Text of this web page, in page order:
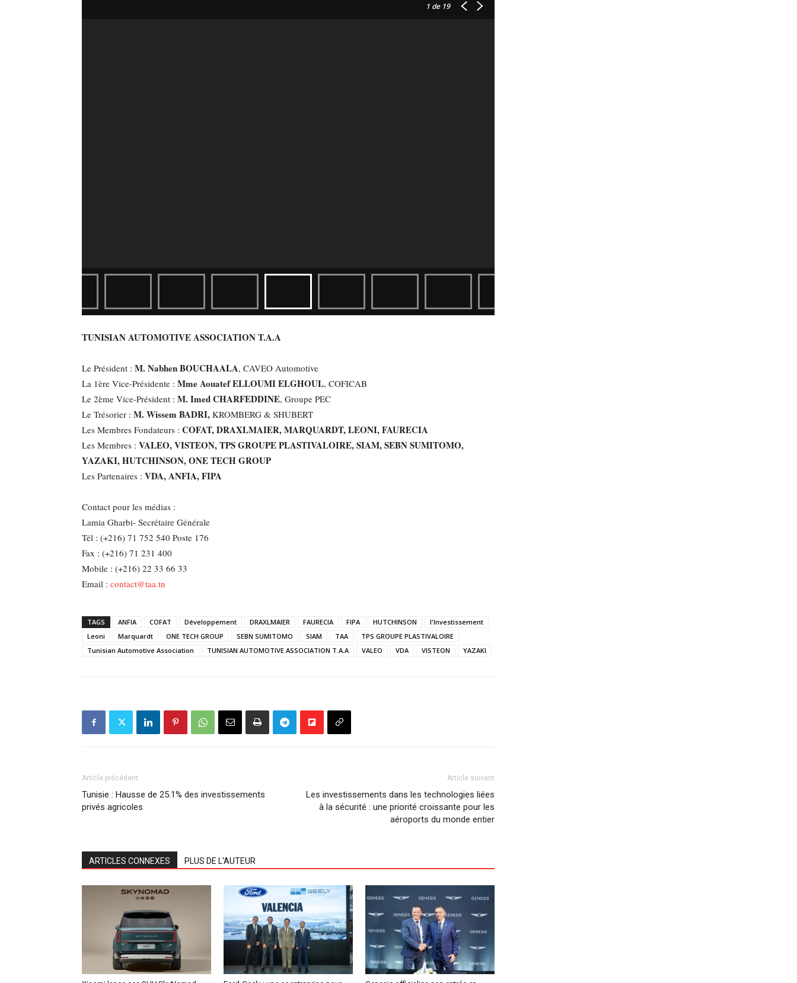
1 de 19
TUNISIAN AUTOMOTIVE ASSOCIATION T.A.A
Le Président : M. Nabhen BOUCHAALA, CAVEO Automotive
La 1ère Vice-Présidente : Mme Aouatef ELLOUMI ELGHOUL, COFICAB
Le 2ème Vice-Président : M. Imed CHARFEDDINE, Groupe PEC
Le Trésorier : M. Wissem BADRI, KROMBERG & SHUBERT
Les Membres Fondateurs : COFAT, DRAXLMAIER, MARQUARDT, LEONI, FAURECIA
Les Membres : VALEO, VISTEON, TPS GROUPE PLASTIVALOIRE, SIAM, SEBN SUMITOMO,
YAZAKI, HUTCHINSON, ONE TECH GROUP
Les Partenaires : VDA, ANFIA, FIPA
Contact pour les médias :
Lamia Gharbi- Secrétaire Générale
Tél : (+216) 71 752 540 Poste 176
Fax : (+216) 71 231 400
Mobile : (+216) 22 33 66 33
Email : contact@taa.tn
TAGS ANFIA COFAT Développement DRAXLMAIER FAURECIA FIPA HUTCHINSON
l'Investissement
Leoni
Marquardt ONE TECH GROUP SEBN SUMITOMO SIAM TAA
TPS GROUPE PLASTIVALOIRE
Tunisian Automotive Association
TUNISIAN AUTOMOTIVE ASSOCIATION T.A.A VALEO VDA VISTEON YAZAKI
Article précédent
Tunisie : Hausse de 25.1% des investissements
privés agricoles
Article suivant
Les investissements dans les technologies liées
à la sécurité : une priorité croissante pour les
aéroports du monde entier
ARTICLES CONNEXES PLUS DE L'AUTEUR